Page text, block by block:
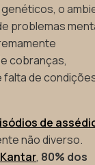
o
problemas
cobranças,
falta de
de
não diverso.
, 80% dos